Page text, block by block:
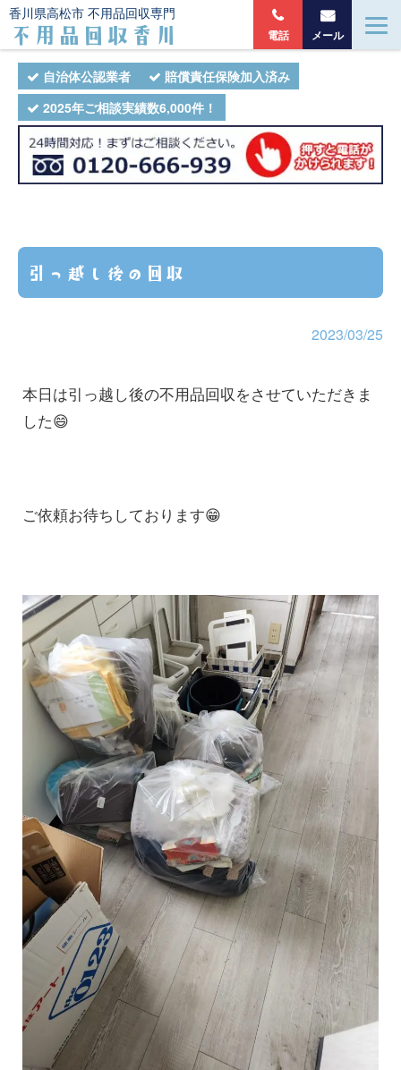
自治体公認業者
賠償責任保険加入済み
2025年ご相談実績数6,000件！
香川県高松市 不用品回収専門
不用品回収香川 電話 メール
引っ越し後の回収
2023/03/25
本日は引っ越し後の不用品回収をさせていただきま
した😄
ご依頼お待ちしております😁